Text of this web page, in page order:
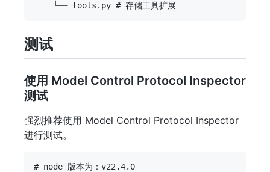
测试
使用 Model Control Protocol Inspector
测试
强烈推荐使用 Model Control Protocol Inspector
进行测试。
# node 版本为：v22.4.0